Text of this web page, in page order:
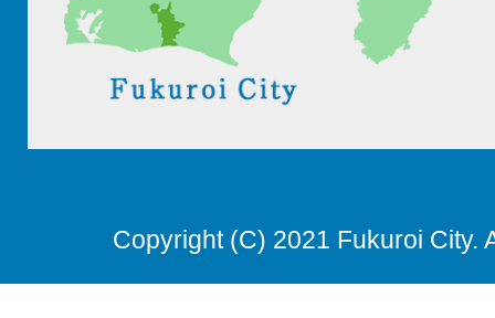
Copyright (C) 2021 Fukuroi City.